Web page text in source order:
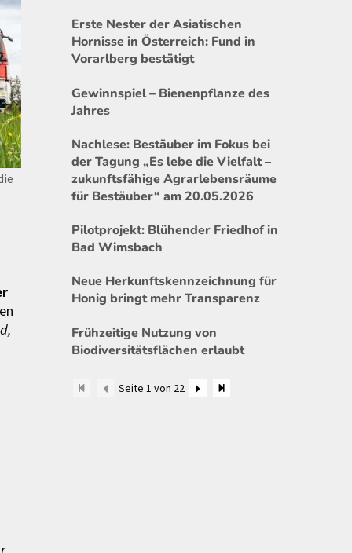
Erste Nester der Asiatischen
Hornisse in Österreich: Fund in
Vorarlberg bestätigt
Gewinnspiel – Bienenpflanze des
Jahres
Nachlese: Bestäuber im Fokus bei
der Tagung „Es lebe die Vielfalt –
zukunftsfähige Agrarlebensräume
für Bestäuber“ am 20.05.2026
Pilotprojekt: Blühender Friedhof in
Bad Wimsbach
Neue Herkunftskennzeichnung für
Honig bringt mehr Transparenz
Frühzeitige Nutzung von
Biodiversitätsflächen erlaubt
Seite 1 von 22